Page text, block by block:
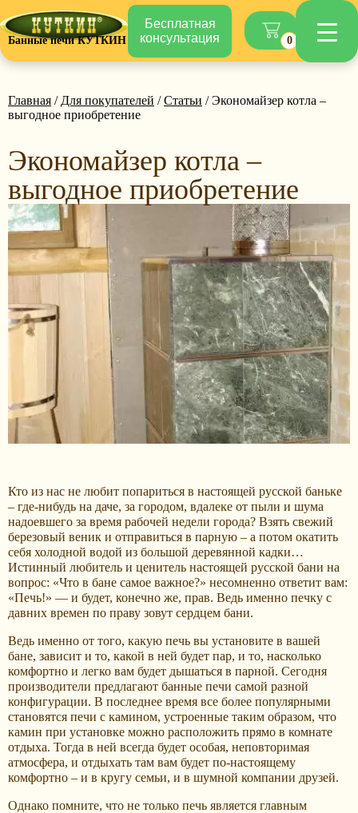
Банные печи КУТКИН
Бесплатная
консультация
0
Главная / Для покупателей /Статьи / Экономайзер котла –
выгодное приобретение
Экономайзер котла –
выгодное приобретение
Кто из нас не любит попариться в настоящей русской баньке
– где-нибудь на даче, за городом, вдалеке от пыли и шума
надоевшего за время рабочей недели города? Взять свежий
березовый веник и отправиться в парную – а потом окатить
себя холодной водой из большой деревянной кадки…
Истинный любитель и ценитель настоящей русской бани на
вопрос: «Что в бане самое важное?» несомненно ответит вам:
«Печь!» — и будет, конечно же, прав. Ведь именно печку с
давних времен по праву зовут сердцем бани.
Ведь именно от того, какую печь вы установите в вашей
бане, зависит и то, какой в ней будет пар, и то, насколько
комфортно и легко вам будет дышаться в парной. Сегодня
производители предлагают банные печи самой разной
конфигурации. В последнее время все более популярными
становятся печи с камином, устроенные таким образом, что
камин при установке можно расположить прямо в комнате
отдыха. Тогда в ней всегда будет особая, неповторимая
атмосфера, и отдыхать там вам будет по-настоящему
комфортно – и в кругу семьи, и в шумной компании друзей.
Однако помните, что не только печь является главным